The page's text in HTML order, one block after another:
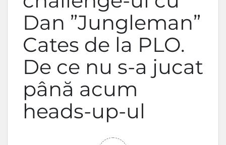
Dan ”Jungleman”
Cates de la PLO.
De ce nu s-a jucat
până acum
heads-up-ul